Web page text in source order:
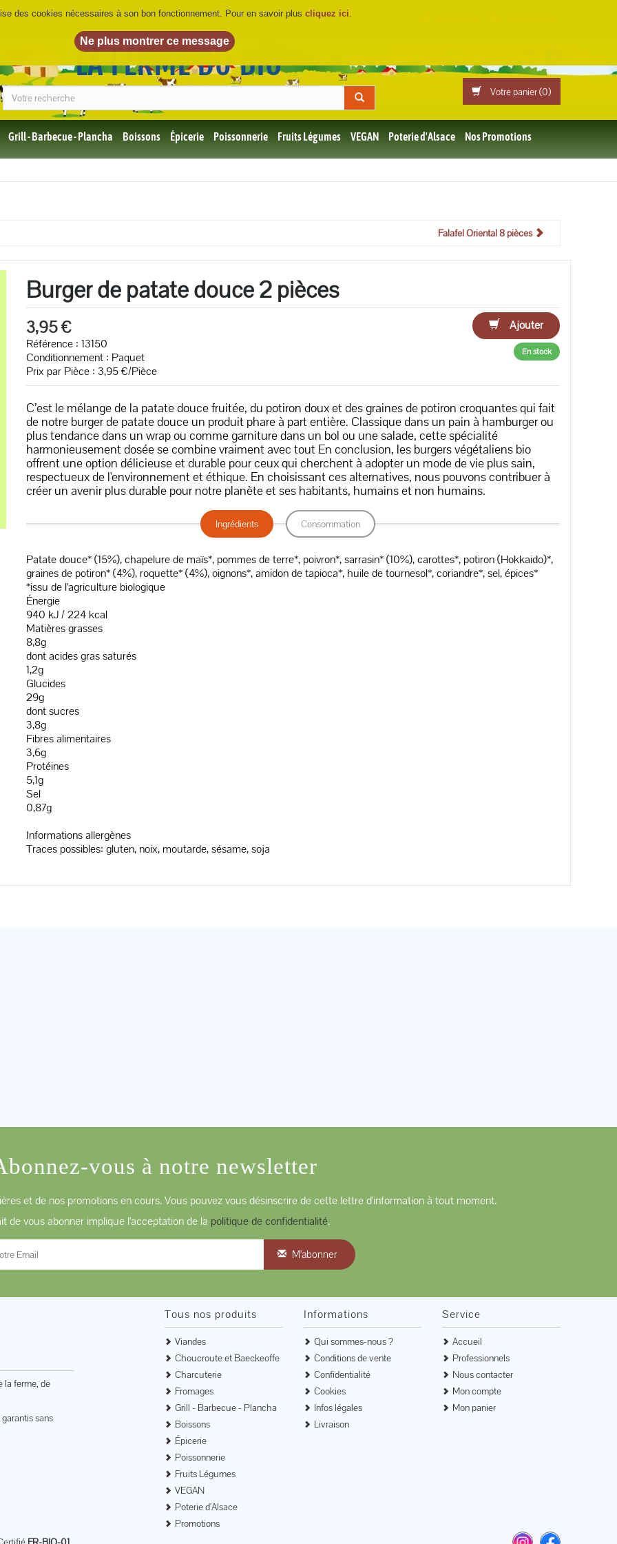
LA FERME DU BIO
Votre panier (0)
Grill - Barbecue - Plancha Boissons Épicerie Poissonnerie Fruits Légumes VEGAN Poterie d'Alsace Nos Promotions
Falafel Oriental 8 pièces
Burger de patate douce 2 pièces
3,95 €
Ajouter
Référence : 13150
Conditionnement : Paquet
Prix par Pièce : 3,95 €/Pièce
En stock
C’est le mélange de la patate douce fruitée, du potiron doux et des graines de potiron croquantes qui fait
de notre burger de patate douce un produit phare à part entière. Classique dans un pain à hamburger ou
plus tendance dans un wrap ou comme garniture dans un bol ou une salade, cette spécialité
harmonieusement dosée se combine vraiment avec tout En conclusion, les burgers végétaliens bio
offrent une option délicieuse et durable pour ceux qui cherchent à adopter un mode de vie plus sain,
respectueux de l'environnement et éthique. En choisissant ces alternatives, nous pouvons contribuer à
créer un avenir plus durable pour notre planète et ses habitants, humains et non humains.
Ingrédients Consommation
Patate douce* (15%), chapelure de maïs*, pommes de terre*, poivron*, sarrasin* (10%), carottes*, potiron (Hokkaido)*,
graines de potiron* (4%), roquette* (4%), oignons*, amidon de tapioca*, huile de tournesol*, coriandre*, sel, épices*
*issu de l'agriculture biologique
Énergie
940 kJ / 224 kcal
Matières grasses
8,8g
dont acides gras saturés
1,2g
Glucides
29g
dont sucres
3,8g
Fibres alimentaires
3,6g
Protéines
5,1g
Sel
0,87g
Informations allergènes
Traces possibles: gluten, noix, moutarde, sésame, soja
vous à notre newsletter
et de nos promotions en cours. Vous pouvez vous désinscrire de cette lettre d'information à tout moment.
de vous abonner implique l'acceptation de la politique de confidentialité.
M'abonner
la ferme, de
sans
Tous nos produits
Viandes
Choucroute et Baeckeoffe
Charcuterie
Fromages
Grill - Barbecue - Plancha
Boissons
Épicerie
Poissonnerie
Fruits Légumes
VEGAN
Poterie d'Alsace
Promotions
Informations
Qui sommes-nous ?
Conditions de vente
Confidentialité
Cookies
Infos légales
Livraison
Service
Accueil
Professionnels
Nous contacter
Mon compte
Mon panier
des cookies nécessaires à son bon fonctionnement. Pour en savoir plus cliquez ici.